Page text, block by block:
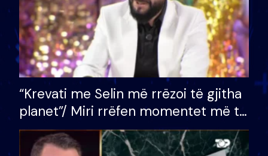
“Krevati me Selin më rrëzoi të gjitha
planet”/ Miri rrëfen momentet më të
bukura në shtëpinë e BB VIP: Do më
mungojë zilja e mëngjesit kur…